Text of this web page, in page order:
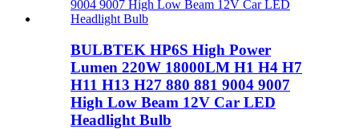
BULBTEK HP6S High Power
Lumen 220W 18000LM H1 H4 H7
H11 H13 H27 880 881 9004 9007
High Low Beam 12V Car LED
Headlight Bulb